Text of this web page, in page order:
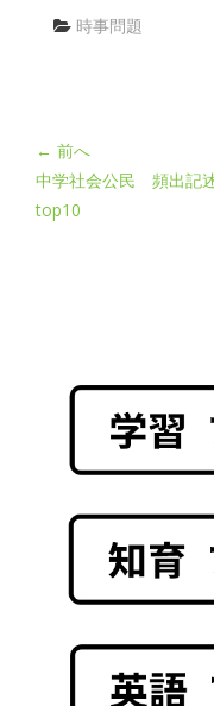
時事問題
← 前へ
中学社会公民 頻出記
top10